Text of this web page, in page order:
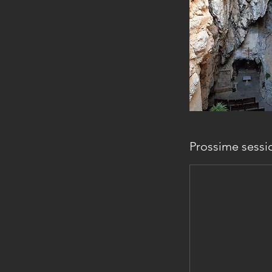
Prossime